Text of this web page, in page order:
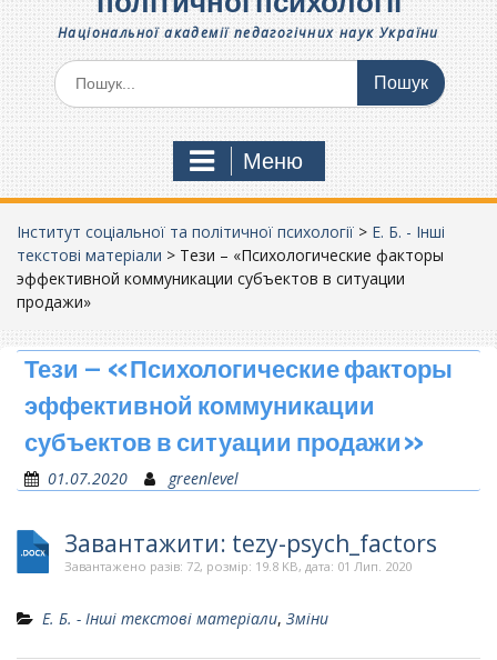
Національної академії педагогічних наук України
Шукати:
Меню
Інститут соціальної та політичної психології > Е. Б. - Інші
текстові матеріали > Тези – «Психологические факторы
эффективной коммуникации субъектов в ситуации
продажи»
Тези – «Психологические факторы
эффективной коммуникации
субъектов в ситуации продажи»
01.07.2020 greenlevel
Завантажити: tezy-psych_factors
Завантажено разів: 72, розмір: 19.8 KB, дата: 01 Лип. 2020
Е. Б. - Інші текстові матеріали, Зміни